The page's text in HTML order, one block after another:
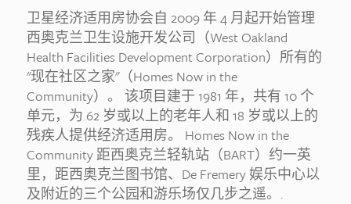
卫星经济适用房协会自 2009 年 4 月起开始管理
西奥克兰卫生设施开发公司（West Oakland
Health Facilities Development Corporation）所有的
"现在社区之家"（Homes Now in the
Community）。 该项目建于 1981 年，共有 10 个
单元，为 62 岁或以上的老年人和 18 岁或以上的
残疾人提供经济适用房。 Homes Now in the
Community 距西奥克兰轻轨站（BART）约一英
里，距西奥克兰图书馆、De Fremery 娱乐中心以
及附近的三个公园和游乐场仅几步之遥。.